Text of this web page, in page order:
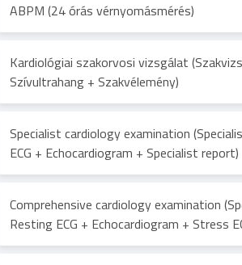
ABPM (24 órás vérnyomásmérés)
Kardiológiai szakorvosi vizsgálat
Szívultrahang + Szakvélemény)
Specialist cardiology examination
ECG + Echocardiogram + Specialist report)
Comprehensive cardiology examination
Resting ECG + Echocardiogram + Stress